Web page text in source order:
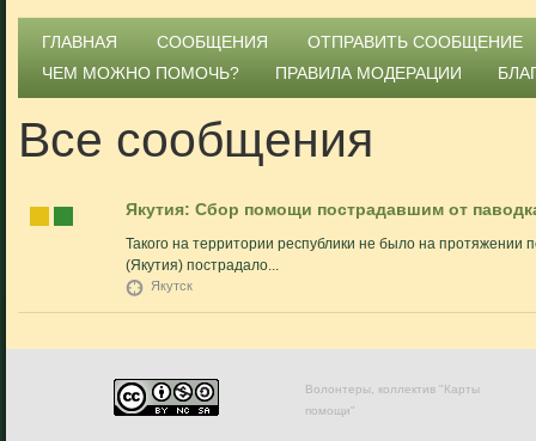
ГЛАВНАЯ СООБЩЕНИЯ
ОТПРАВИТЬ СООБЩЕНИЕ
ЧЕМ МОЖНО ПОМОЧЬ?
ПРАВИЛА МОДЕРАЦИИ
Все сообщения
Якутия: Сбор помощи пострадавшим от
Такого на территории республики не было на протяжении
(Якутия) пострадало...
Якутск
Волонтеры, коллектив "Карты
помощи"